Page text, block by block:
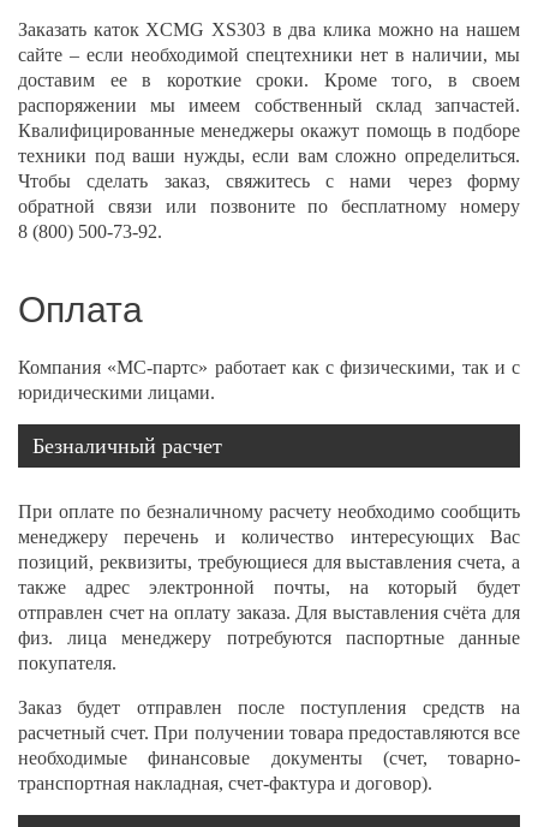
Заказать каток XCMG XS303 в два клика можно на нашем
сайте – если необходимой спецтехники нет в наличии, мы
доставим ее в короткие сроки. Кроме того, в своем
распоряжении мы имеем собственный склад запчастей.
Квалифицированные менеджеры окажут помощь в подборе
техники под ваши нужды, если вам сложно определиться.
Чтобы сделать заказ, свяжитесь с нами через форму
обратной связи или позвоните по бесплатному номеру
8 (800) 500-73-92.
Оплата
Компания «МС-партс» работает как с физическими, так и с
юридическими лицами.
Безналичный расчет
При оплате по безналичному расчету необходимо сообщить
менеджеру перечень и количество интересующих Вас
позиций, реквизиты, требующиеся для выставления счета, а
также адрес электронной почты, на который будет
отправлен счет на оплату заказа. Для выставления счёта для
физ. лица менеджеру потребуются паспортные данные
покупателя.
Заказ будет отправлен после поступления средств на
расчетный счет. При получении товара предоставляются все
необходимые финансовые документы (счет, товарно-
транспортная накладная, счет-фактура и договор).